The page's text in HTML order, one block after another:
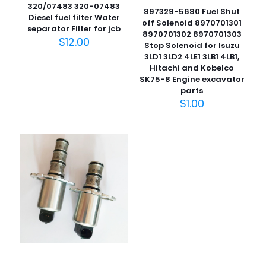
320/07483 320-07483
Diesel fuel filter Water
separator Filter for jcb
$12.00
897329-5680 Fuel Shut
off Solenoid 8970701301
8970701302 8970701303
Stop Solenoid for Isuzu
3LD1 3LD2 4LE1 3LB1 4LB1,
Hitachi and Kobelco
SK75-8 Engine excavator
parts
$1.00